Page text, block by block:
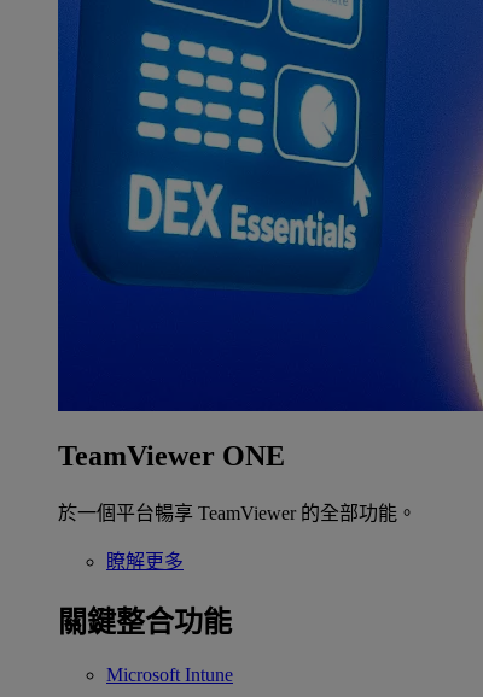
TeamViewer ONE
於一個平台暢享 TeamViewer 的全部功能。
瞭解更多
關鍵整合功能
Microsoft Intune